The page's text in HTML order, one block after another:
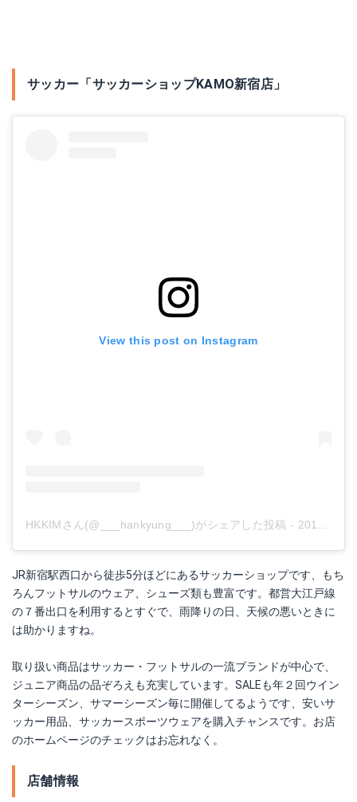
サッカー「サッカーショップKAMO新宿店」
View this post on Instagram
HKKIMさん(@___hankyung___)がシェアした投稿 - 2019年 2月月23日午前7時12分PST
JR新宿駅西口から徒歩5分ほどにあるサッカーショップです、もち
ろんフットサルのウェア、シューズ類も豊富です。都営大江戸線
の７番出口を利用するとすぐで、雨降りの日、天候の悪いときに
は助かりますね。
取り扱い商品はサッカー・フットサルの一流ブランドが中心で、
ジュニア商品の品ぞろえも充実しています。SALEも年２回ウイン
ターシーズン、サマーシーズン毎に開催してるようです、安いサ
ッカー用品、サッカースポーツウェアを購入チャンスです。お店
のホームページのチェックはお忘れなく。
店舗情報